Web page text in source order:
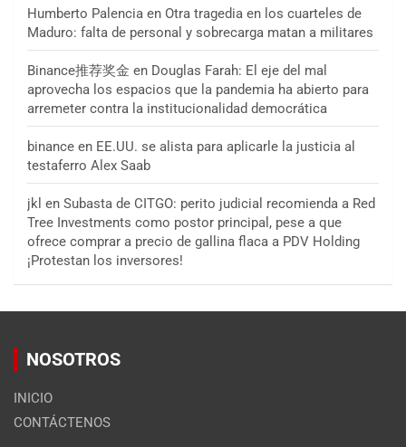
Humberto Palencia en Otra tragedia en los cuarteles de
Maduro: falta de personal y sobrecarga matan a militares
Binance推荐奖金 en Douglas Farah: El eje del mal
aprovecha los espacios que la pandemia ha abierto para
arremeter contra la institucionalidad democrática
binance en EE.UU. se alista para aplicarle la justicia al
testaferro Alex Saab
jkl en Subasta de CITGO: perito judicial recomienda a Red
Tree Investments como postor principal, pese a que
ofrece comprar a precio de gallina flaca a PDV Holding
¡Protestan los inversores!
NOSOTROS
INICIO
CONTÁCTENOS